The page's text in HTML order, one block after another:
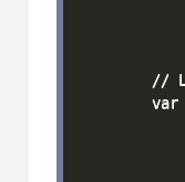
//
var